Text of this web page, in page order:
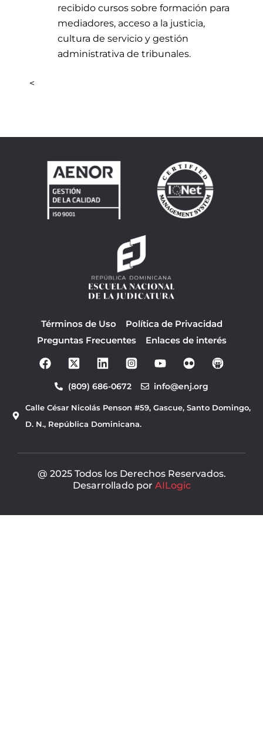
recibido cursos sobre formación para
mediadores, acceso a la justicia,
cultura de servicio y gestión
administrativa de tribunales.
<
Términos de Uso
Política de Privacidad
Preguntas Frecuentes
Enlaces de interés
F
a
b
o
o
o
t
b
(809) 686-0672 info@enj.org
Calle César Nicolás Penson #59, Gascue, Santo Domingo,
D. N., República Dominicana.
@ 2025 Todos los Derechos Reservados.
Desarrollado por AILogic